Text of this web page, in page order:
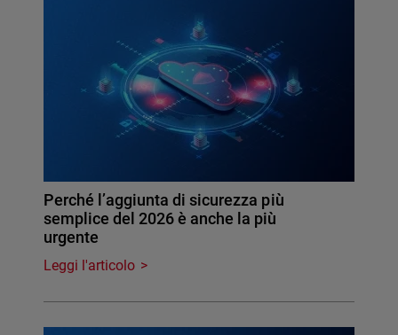
Perché l’aggiunta di sicurezza più
semplice del 2026 è anche la più
urgente
Leggi l'articolo